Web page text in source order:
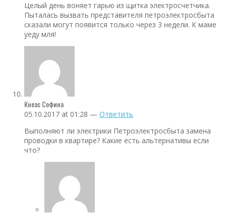
Целый день воняет гарью из щитка электросчетчика.
Пыталась вызвать представителя петроэлектросбыта
сказали могут появится только через 3 недели. К маме
уеду мля!
Кнеас Софина
05.10.2017 at 01:28 — Ответить
Выполняют ли электрики Петроэлектросбыта замена
проводки в квартире? Какие есть альтернативы если
что?